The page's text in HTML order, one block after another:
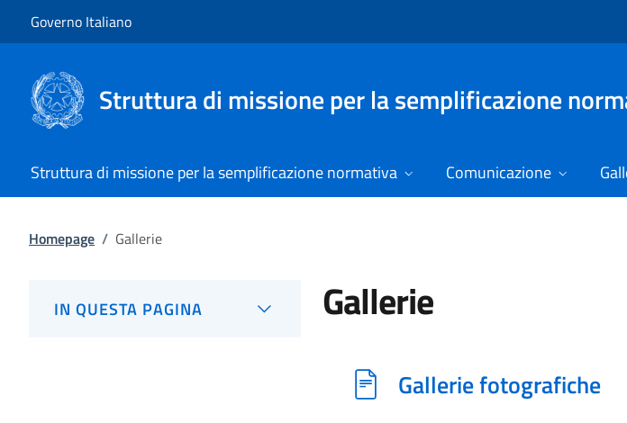
Governo Italiano
Struttura di missione per la semplificazione
Struttura di missione per la semplificazione normativa Comunicazione
Homepage / Gallerie
IN QUESTA PAGINA Gallerie
Gallerie fotografiche